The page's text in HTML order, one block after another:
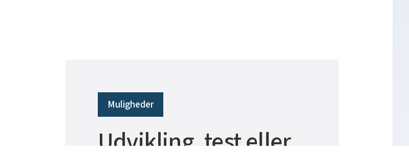
Muligheder
Udvikling, test eller